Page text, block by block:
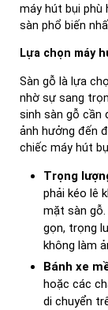
máy hút bụi phù
sàn phổ biến
Lựa chọn máy
Sàn gỗ là lựa
nhờ sự sang
sinh sàn gỗ cần
ảnh hưởng đến
chiếc máy hút
Trọng
phải kéo lê
mặt sàn
gọn, trọng
không làm
Bánh xe
hoặc các
di chuyển